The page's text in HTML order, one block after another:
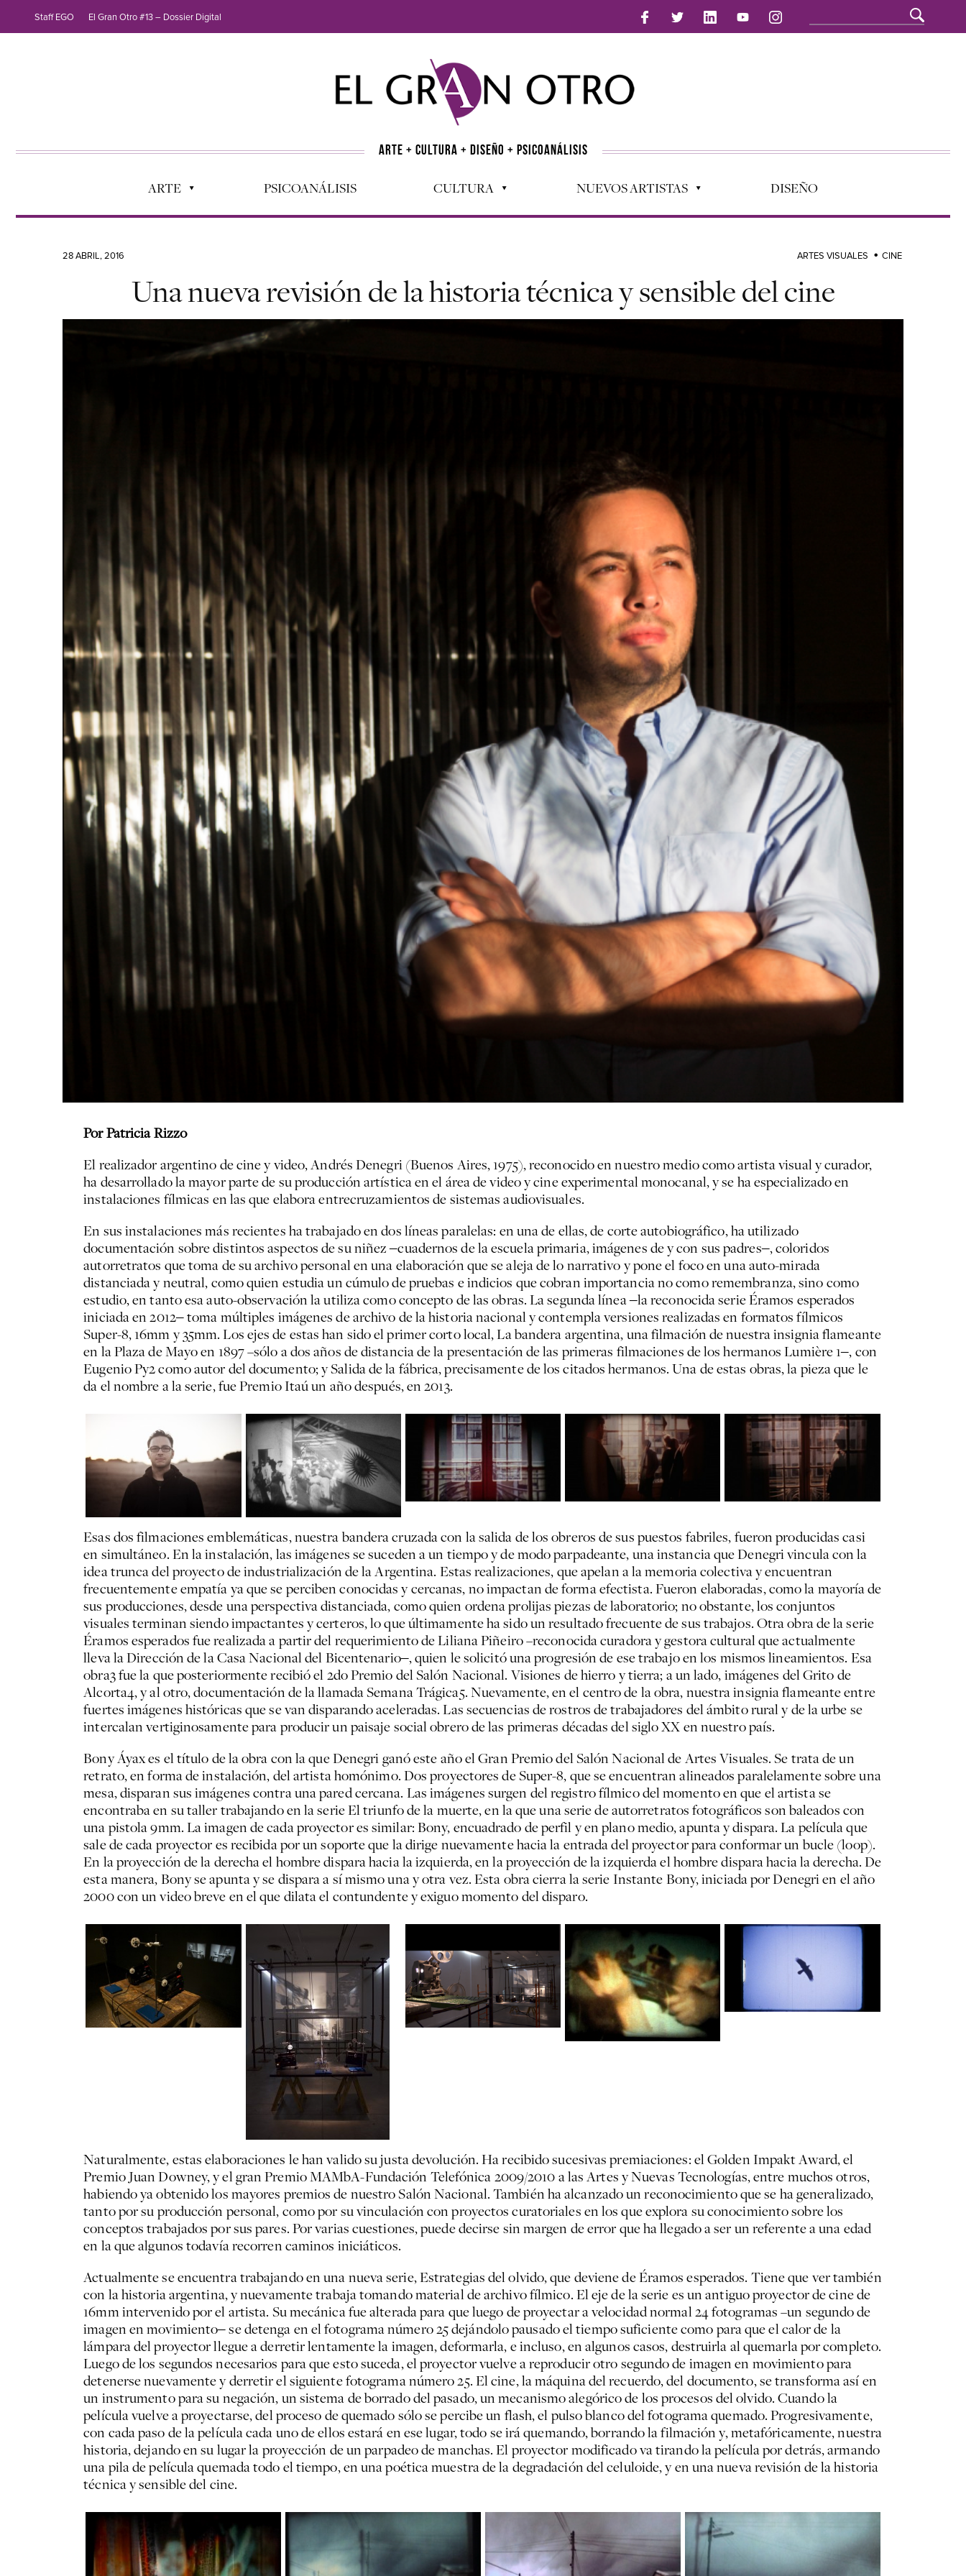
Staff EGO El Gran Otro #13 – Dossier Digital
ARTE + CULTURA + DISEÑO + PSICOANÁLISIS
ARTE PSICOANÁLISIS CULTURA NUEVOS ARTISTAS DISEÑO
28 ABRIL, 2016 ARTES VISUALES CINE
Una nueva revisión de la historia técnica y sensible del cine
Por Patricia Rizzo
El realizador argentino de cine y video, Andrés Denegri (Buenos Aires, 1975), reconocido en nuestro medio como artista visual y curador,
ha desarrollado la mayor parte de su producción artística en el área de video y cine experimental monocanal, y se ha especializado en
instalaciones fílmicas en las que elabora entrecruzamientos de sistemas audiovisuales.
En sus instalaciones más recientes ha trabajado en dos líneas paralelas: en una de ellas, de corte autobiográfico, ha utilizado
documentación sobre distintos aspectos de su niñez ‒cuadernos de la escuela primaria, imágenes de y con sus padres‒, coloridos
autorretratos que toma de su archivo personal en una elaboración que se aleja de lo narrativo y pone el foco en una auto-mirada
distanciada y neutral, como quien estudia un cúmulo de pruebas e indicios que cobran importancia no como remembranza, sino como
estudio, en tanto esa auto-observación la utiliza como concepto de las obras. La segunda línea ‒la reconocida serie Éramos esperados
iniciada en 2012‒ toma múltiples imágenes de archivo de la historia nacional y contempla versiones realizadas en formatos fílmicos
Super-8, 16mm y 35mm. Los ejes de estas han sido el primer corto local, La bandera argentina, una filmación de nuestra insignia flameante
en la Plaza de Mayo en 1897 –sólo a dos años de distancia de la presentación de las primeras filmaciones de los hermanos Lumière 1‒, con
Eugenio Py2 como autor del documento; y Salida de la fábrica, precisamente de los citados hermanos. Una de estas obras, la pieza que le
da el nombre a la serie, fue Premio Itaú un año después, en 2013.
Esas dos filmaciones emblemáticas, nuestra bandera cruzada con la salida de los obreros de sus puestos fabriles, fueron producidas casi
en simultáneo. En la instalación, las imágenes se suceden a un tiempo y de modo parpadeante, una instancia que Denegri vincula con la
idea trunca del proyecto de industrialización de la Argentina. Estas realizaciones, que apelan a la memoria colectiva y encuentran
frecuentemente empatía ya que se perciben conocidas y cercanas, no impactan de forma efectista. Fueron elaboradas, como la mayoría de
sus producciones, desde una perspectiva distanciada, como quien ordena prolijas piezas de laboratorio; no obstante, los conjuntos
visuales terminan siendo impactantes y certeros, lo que últimamente ha sido un resultado frecuente de sus trabajos. Otra obra de la serie
Éramos esperados fue realizada a partir del requerimiento de Liliana Piñeiro –reconocida curadora y gestora cultural que actualmente
lleva la Dirección de la Casa Nacional del Bicentenario‒, quien le solicitó una progresión de ese trabajo en los mismos lineamientos. Esa
obra3 fue la que posteriormente recibió el 2do Premio del Salón Nacional. Visiones de hierro y tierra; a un lado, imágenes del Grito de
Alcorta4, y al otro, documentación de la llamada Semana Trágica5. Nuevamente, en el centro de la obra, nuestra insignia flameante entre
fuertes imágenes históricas que se van disparando aceleradas. Las secuencias de rostros de trabajadores del ámbito rural y de la urbe se
intercalan vertiginosamente para producir un paisaje social obrero de las primeras décadas del siglo XX en nuestro país.
Bony Áyax es el título de la obra con la que Denegri ganó este año el Gran Premio del Salón Nacional de Artes Visuales. Se trata de un
retrato, en forma de instalación, del artista homónimo. Dos proyectores de Super-8, que se encuentran alineados paralelamente sobre una
mesa, disparan sus imágenes contra una pared cercana. Las imágenes surgen del registro fílmico del momento en que el artista se
encontraba en su taller trabajando en la serie El triunfo de la muerte, en la que una serie de autorretratos fotográficos son baleados con
una pistola 9mm. La imagen de cada proyector es similar: Bony, encuadrado de perfil y en plano medio, apunta y dispara. La película que
sale de cada proyector es recibida por un soporte que la dirige nuevamente hacia la entrada del proyector para conformar un bucle (loop).
En la proyección de la derecha el hombre dispara hacia la izquierda, en la proyección de la izquierda el hombre dispara hacia la derecha. De
esta manera, Bony se apunta y se dispara a sí mismo una y otra vez. Esta obra cierra la serie Instante Bony, iniciada por Denegri en el año
2000 con un video breve en el que dilata el contundente y exiguo momento del disparo.
Naturalmente, estas elaboraciones le han valido su justa devolución. Ha recibido sucesivas premiaciones: el Golden Impakt Award, el
Premio Juan Downey, y el gran Premio MAMbA-Fundación Telefónica 2009/2010 a las Artes y Nuevas Tecnologías, entre muchos otros,
habiendo ya obtenido los mayores premios de nuestro Salón Nacional. También ha alcanzado un reconocimiento que se ha generalizado,
tanto por su producción personal, como por su vinculación con proyectos curatoriales en los que explora su conocimiento sobre los
conceptos trabajados por sus pares. Por varias cuestiones, puede decirse sin margen de error que ha llegado a ser un referente a una edad
en la que algunos todavía recorren caminos iniciáticos.
Actualmente se encuentra trabajando en una nueva serie, Estrategias del olvido, que deviene de Éramos esperados. Tiene que ver también
con la historia argentina, y nuevamente trabaja tomando material de archivo fílmico. El eje de la serie es un antiguo proyector de cine de
16mm intervenido por el artista. Su mecánica fue alterada para que luego de proyectar a velocidad normal 24 fotogramas –un segundo de
imagen en movimiento‒ se detenga en el fotograma número 25 dejándolo pausado el tiempo suficiente como para que el calor de la
lámpara del proyector llegue a derretir lentamente la imagen, deformarla, e incluso, en algunos casos, destruirla al quemarla por completo.
Luego de los segundos necesarios para que esto suceda, el proyector vuelve a reproducir otro segundo de imagen en movimiento para
detenerse nuevamente y derretir el siguiente fotograma número 25. El cine, la máquina del recuerdo, del documento, se transforma así en
un instrumento para su negación, un sistema de borrado del pasado, un mecanismo alegórico de los procesos del olvido. Cuando la
película vuelve a proyectarse, del proceso de quemado sólo se percibe un flash, el pulso blanco del fotograma quemado. Progresivamente,
con cada paso de la película cada uno de ellos estará en ese lugar, todo se irá quemando, borrando la filmación y, metafóricamente, nuestra
historia, dejando en su lugar la proyección de un parpadeo de manchas. El proyector modificado va tirando la película por detrás, armando
una pila de película quemada todo el tiempo, en una poética muestra de la degradación del celuloide, y en una nueva revisión de la historia
técnica y sensible del cine.